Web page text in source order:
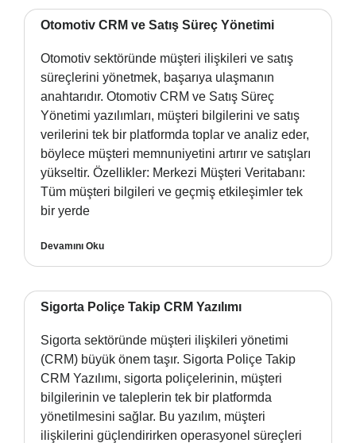
Otomotiv CRM ve Satış Süreç Yönetimi
Otomotiv sektöründe müşteri ilişkileri ve satış
süreçlerini yönetmek, başarıya ulaşmanın
anahtarıdır. Otomotiv CRM ve Satış Süreç
Yönetimi yazılımları, müşteri bilgilerini ve satış
verilerini tek bir platformda toplar ve analiz eder,
böylece müşteri memnuniyetini artırır ve satışları
yükseltir. Özellikler: Merkezi Müşteri Veritabanı:
Tüm müşteri bilgileri ve geçmiş etkileşimler tek
bir yerde
Devamını Oku
Sigorta Poliçe Takip CRM Yazılımı
Sigorta sektöründe müşteri ilişkileri yönetimi
(CRM) büyük önem taşır. Sigorta Poliçe Takip
CRM Yazılımı, sigorta poliçelerinin, müşteri
bilgilerinin ve taleplerin tek bir platformda
yönetilmesini sağlar. Bu yazılım, müşteri
ilişkilerini güçlendirirken operasyonel süreçleri